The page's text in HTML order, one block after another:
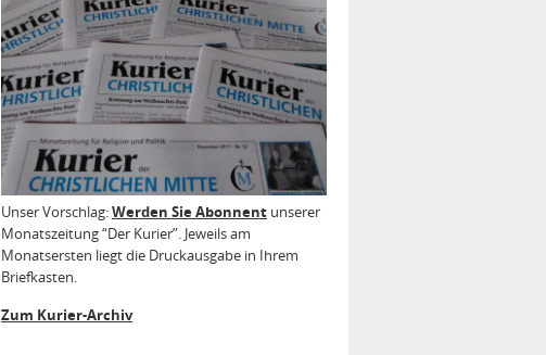
Unser Vorschlag:Werden Sie Abonnent unserer
Monatszeitung “Der Kurier”. Jeweils am
Monatsersten liegt die Druckausgabe in Ihrem
Briefkasten.
Zum Kurier-Archiv